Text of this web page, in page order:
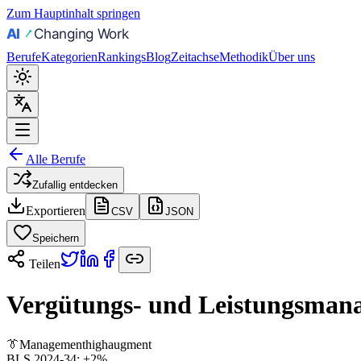
Zum Hauptinhalt springen
BerufeKategorienRankingsBlogZeitachseMethodikÜber uns
Alle Berufe
Zufallig entdecken
Exportieren CSV JSON
Speichern
Teilen
Vergütungs- und
👔Managementhighaugment